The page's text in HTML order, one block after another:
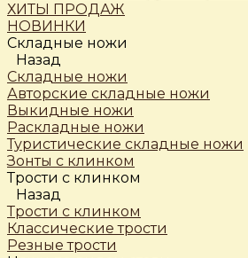
ХИТЫ ПРОДАЖ
НОВИНКИ
Складные ножи
Назад
Складные ножи
Авторские складные ножи
Выкидные ножи
Раскладные ножи
Туристические складные ножи
Зонты с клинком
Трости c клинком
Назад
Трости c клинком
Классические трости
Резные трости